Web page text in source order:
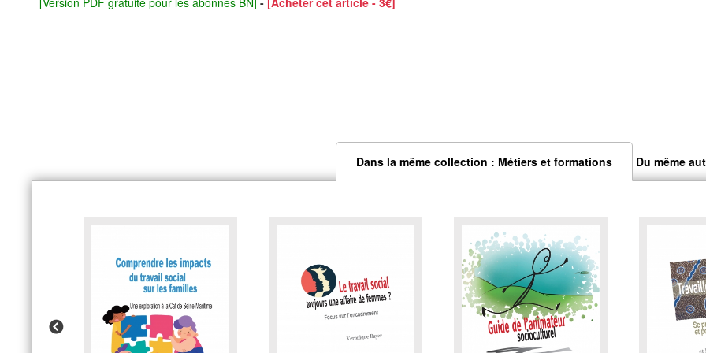
Dans la même collection : Métiers et formations Du même